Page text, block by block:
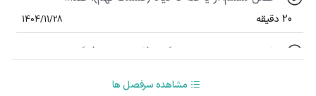
20 دقیقه 1404/11/28
مشاهده سرفصل ها